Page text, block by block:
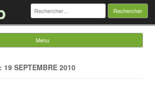
Rechercher :
Menu
19 SEPTEMBRE 2010